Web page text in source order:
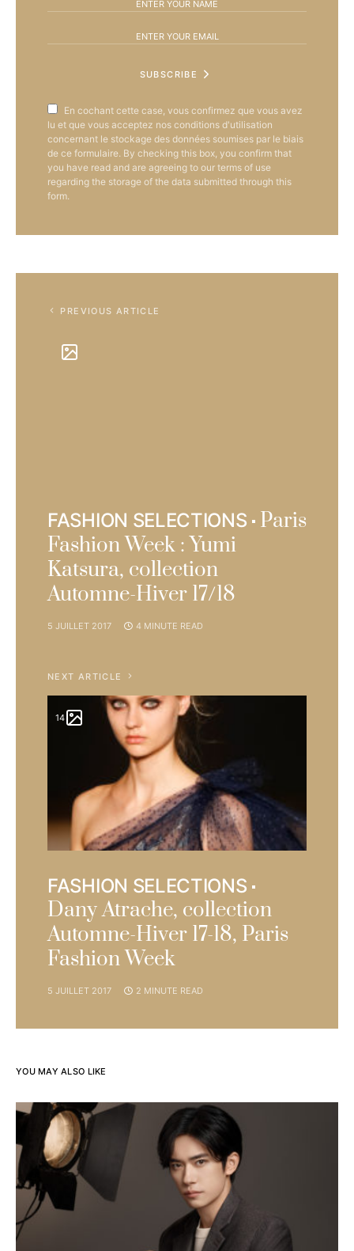
SUBSCRIBE
En cochant cette case, vous confirmez que vous avez
lu et que vous acceptez nos conditions d'utilisation
concernant le stockage des données soumises par le biais
de ce formulaire. By checking this box, you confirm that
you have read and are agreeing to our terms of use
regarding the storage of the data submitted through this
form.
PREVIOUS ARTICLE
FASHION SELECTIONS
Paris
Fashion Week : Yumi
Katsura, collection
Automne-Hiver 17/18
5 JUILLET 2017 4 MINUTE READ
NEXT ARTICLE
14
FASHION SELECTIONS
Dany Atrache, collection
Automne-Hiver 17-18, Paris
Fashion Week
5 JUILLET 2017 2 MINUTE READ
YOU MAY ALSO LIKE